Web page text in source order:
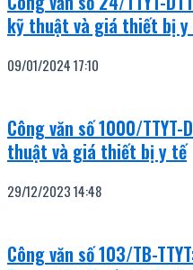
kỹ thuật và giá thiết bị
09/01/202417:10
Công văn số 1000/TTYT-
thuật và giá thiết bị y tế
29/12/202314:48
Công văn số 103/TB-